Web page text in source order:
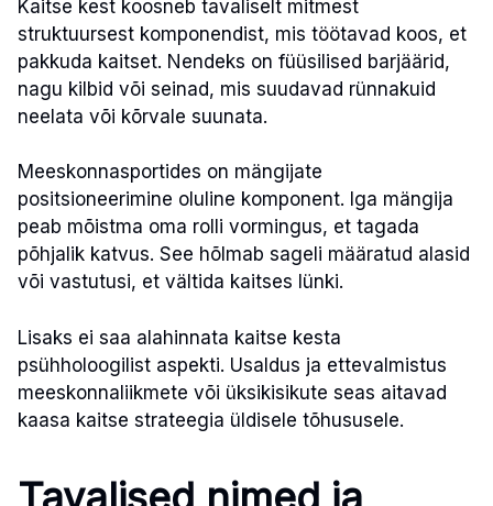
Kaitse kest koosneb tavaliselt mitmest
struktuursest komponendist, mis töötavad koos, et
pakkuda kaitset. Nendeks on füüsilised barjäärid,
nagu kilbid või seinad, mis suudavad rünnakuid
neelata või kõrvale suunata.
Meeskonnasportides on mängijate
positsioneerimine oluline komponent. Iga mängija
peab mõistma oma rolli vormingus, et tagada
põhjalik katvus. See hõlmab sageli määratud alasid
või vastutusi, et vältida kaitses lünki.
Lisaks ei saa alahinnata kaitse kesta
psühholoogilist aspekti. Usaldus ja ettevalmistus
meeskonnaliikmete või üksikisikute seas aitavad
kaasa kaitse strateegia üldisele tõhususele.